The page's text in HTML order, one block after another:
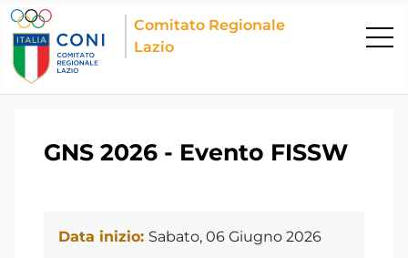
Comitato Regionale
Lazio
GNS 2026 - Evento FISSW
Data inizio: Sabato, 06 Giugno 2026